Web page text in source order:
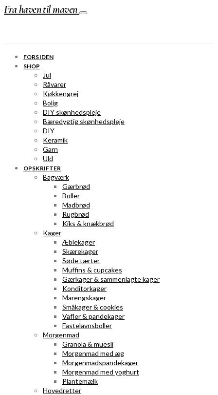
Fra haven til maven
FORSIDEN
SHOP
Jul
Råvarer
Køkkengrej
Bolig
DIY skønhedspleje
Bæredygtig skønhedspleje
DIY
Keramik
Garn
Uld
OPSKRIFTER
Bagværk
Gærbrød
Boller
Madbrød
Rugbrød
Kiks & knækbrød
Kager
Æblekager
Skærekager
Søde tærter
Muffins & cupcakes
Gærkager & sammenlagte kager
Konditorkager
Marengskager
Småkager & cookies
Vafler & pandekager
Fastelavnsboller
Morgenmad
Granola & müesli
Morgenmad med æg
Morgenmadspandekager
Morgenmad med yoghurt
Plantemælk
Hovedretter